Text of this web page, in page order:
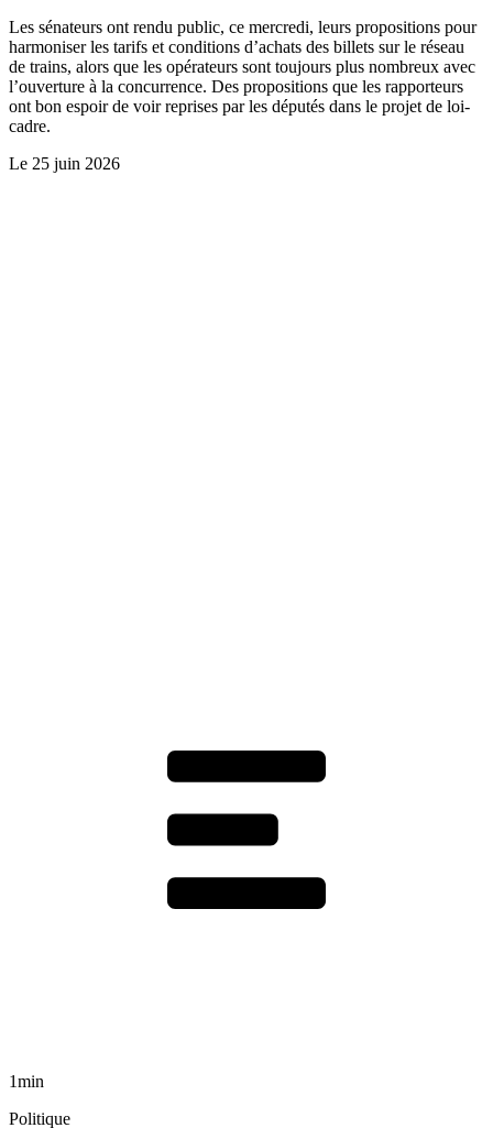
Les sénateurs ont rendu public, ce mercredi, leurs propositions pour
harmoniser les tarifs et conditions d’achats des billets sur le réseau
de trains, alors que les opérateurs sont toujours plus nombreux avec
l’ouverture à la concurrence. Des propositions que les rapporteurs
ont bon espoir de voir reprises par les députés dans le projet de loi-
cadre.
Le 25 juin 2026
1min
Politique